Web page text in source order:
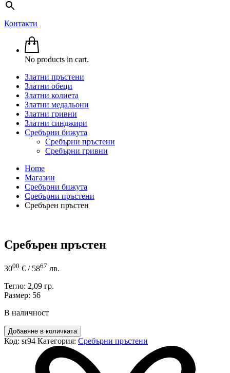
Контакти
No products in cart.
Златни пръстени
Златни обеци
Златни колиета
Златни медальони
Златни гривни
Златни синджири
Сребърни бижута
Сребърни пръстени
Сребърни гривни
Home
Магазин
Сребърни бижута
Сребърни пръстени
Сребърен пръстен
Сребърен пръстен
3000 € / 5867 лв.
Тегло: 2,09 гр.
Размер: 56
В наличност
количество
за
Добавяне в количката
Код: sr94 Категория: Сребърни пръстени